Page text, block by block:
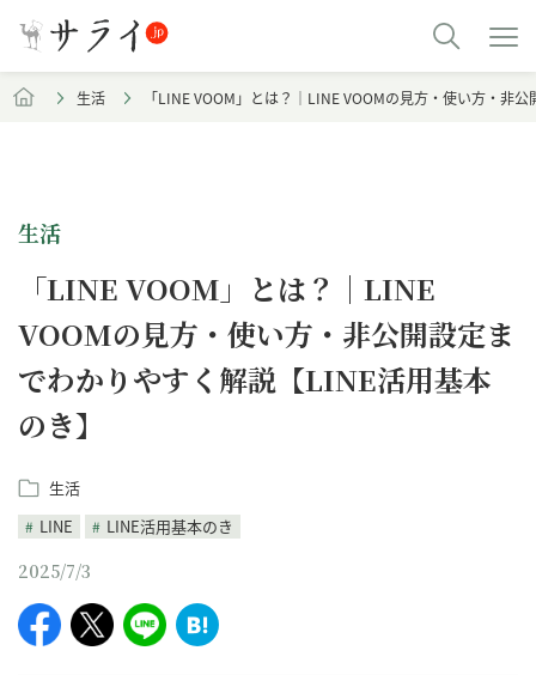
生活 「LINE VOOM」とは？｜LINE VOOMの見方・使い方・非
生活
「LINE VOOM」とは？｜LINE
VOOMの見方・使い方・非公開設定ま
でわかりやすく解説【LINE活用基本
のき】
生活
LINE
LINE活用基本のき
2025/7/3